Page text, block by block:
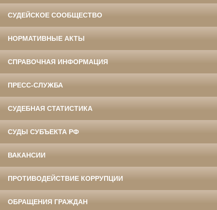
СУДЕЙСКОЕ СООБЩЕСТВО
НОРМАТИВНЫЕ АКТЫ
СПРАВОЧНАЯ ИНФОРМАЦИЯ
ПРЕСС-СЛУЖБА
СУДЕБНАЯ СТАТИСТИКА
СУДЫ СУБЪЕКТА РФ
ВАКАНСИИ
ПРОТИВОДЕЙСТВИЕ КОРРУПЦИИ
ОБРАЩЕНИЯ ГРАЖДАН